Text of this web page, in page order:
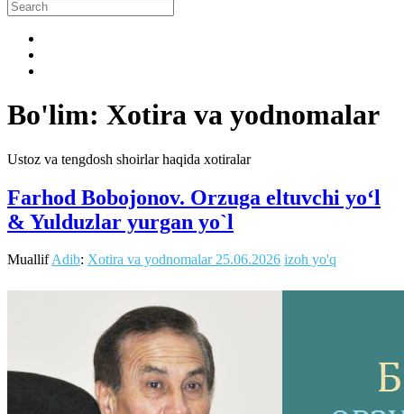
Bo'lim: Xotira va yodnomalar
Ustoz va tengdosh shoirlar haqida xotiralar
Farhod Bobojonov. Orzuga eltuvchi yo‘l
& Yulduzlar yurgan yo`l
MuallifAdib: Xotira va yodnomalar 25.06.2026 izoh yo'q